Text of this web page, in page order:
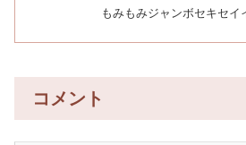
もみもみジャンボセキセイ
コメント